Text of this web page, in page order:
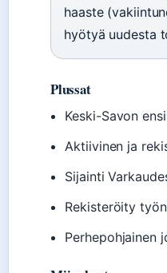
haaste
hyötyä uudesta
Plussat
Keski-Savon
Aktiivinen ja
Sijainti
Rekisteröity
Perhepohjainen